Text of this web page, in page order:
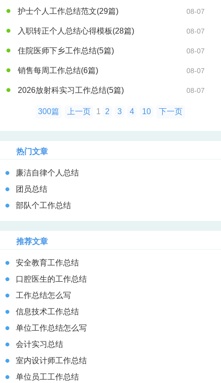
护士个人工作总结范文(29篇) 08-07
入职转正个人总结心得模板(28篇) 08-07
住院医师下乡工作总结(5篇) 08-07
销售每周工作总结(6篇) 08-07
2026放射科实习工作总结(5篇) 08-07
300篇 上一页 1 2 3 4 10 下一页
热门文章
廉洁自律个人总结
团员总结
部队个工作总结
推荐文章
安全教育工作总结
口腔医生的工作总结
工作总结怎么写
信息技术工作总结
单位工作总结怎么写
会计实习总结
室内设计师工作总结
单位员工工作总结